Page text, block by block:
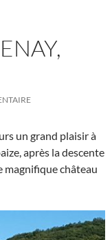
un grand plaisir à
après la descente
magnifique château